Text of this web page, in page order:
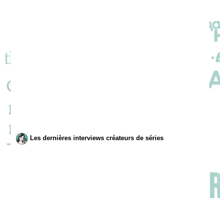
Les dernières interviews créateurs de séries